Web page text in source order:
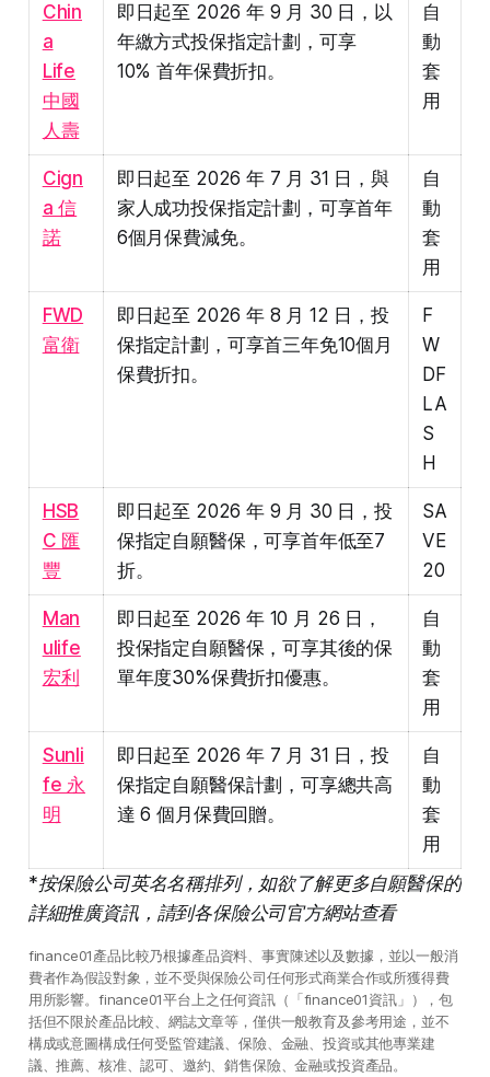
Chin
a
Life
中國
人壽
即日起至 2026 年 9 月 30 日，以
年繳方式投保指定計劃，可享
10% 首年保費折扣。
自
動
套
用
Cign
a 信
諾
即日起至 2026 年 7 月 31 日，與
家人成功投保指定計劃，可享首年
6個月保費減免。
自
動
套
用
FWD
富衛
即日起至 2026 年 8 月 12 日，投
保指定計劃，可享首三年免10個月
保費折扣。
F
W
DF
LA
S
H
HSB
C 匯
豐
即日起至 2026 年 9 月 30 日，投
保指定自願醫保，可享首年低至7
折。
SA
VE
20
Man
ulife
宏利
即日起至 2026 年 10 月 26 日，
投保指定自願醫保，可享其後的保
單年度30%保費折扣優惠。
自
動
套
用
Sunli
fe 永
明
即日起至 2026 年 7 月 31 日，投
保指定自願醫保計劃，可享總共高
達 6 個月保費回贈。
自
動
套
用
*按保險公司英名名稱排列，如欲了解更多自願醫保的
詳細推廣資訊，請到各保險公司官方網站查看
finance01產品比較乃根據產品資料、事實陳述以及數據，並以一般消
費者作為假設對象，並不受與保險公司任何形式商業合作或所獲得費
用所影響。finance01平台上之任何資訊（「finance01資訊」），包
括但不限於產品比較、網誌文章等，僅供一般教育及參考用途，並不
構成或意圖構成任何受監管建議、保險、金融、投資或其他專業建
議、推薦、核准、認可、邀約、銷售保險、金融或投資產品。